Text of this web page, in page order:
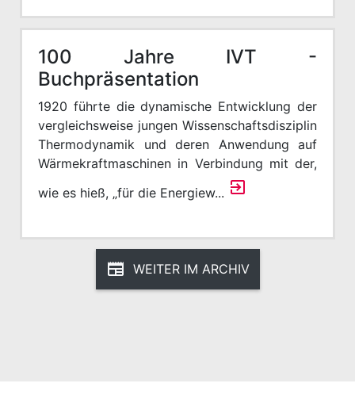
100 Jahre IVT -
Buchpräsentation
1920 führte die dynamische Entwicklung der
vergleichsweise jungen Wissenschaftsdisziplin
Thermodynamik und deren Anwendung auf
Wärmekraftmaschinen in Verbindung mit der,
wie es hieß, „für die Energiew...
WEITER IM ARCHIV